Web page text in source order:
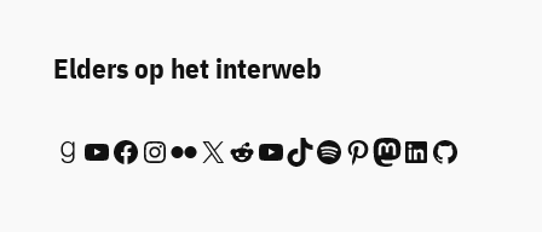
Elders op het interweb
Goodreads YouTube Facebook InstagramFlickr X Reddit YouTube TikTok Spotify Pinterest Mastodon LinkedIn GitHub